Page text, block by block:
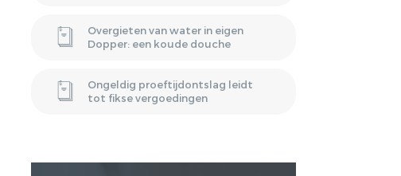
Overgieten van water in eigen
Dopper: een koude douche
Ongeldig proeftijdontslag leidt
tot fikse vergoedingen